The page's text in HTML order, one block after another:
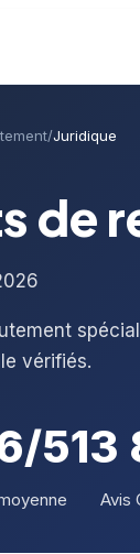
Juridique
de
vérifiés.
513
Avis